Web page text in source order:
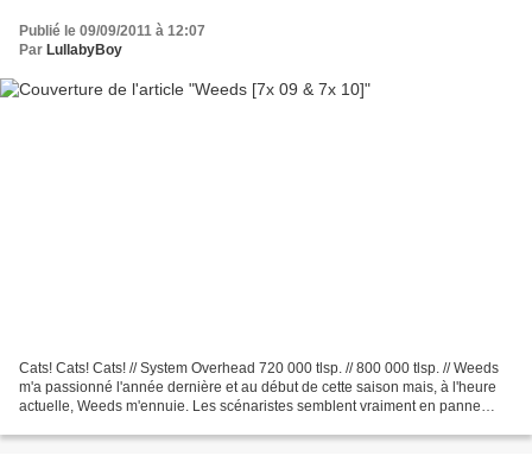
Publié le 09/09/2011 à 12:07
Par LullabyBoy
Cats! Cats! Cats! // System Overhead 720 000 tlsp. // 800 000 tlsp. // Weeds
m'a passionné l'année dernière et au début de cette saison mais, à l'heure
actuelle, Weeds m'ennuie. Les scénaristes semblent vraiment en panne